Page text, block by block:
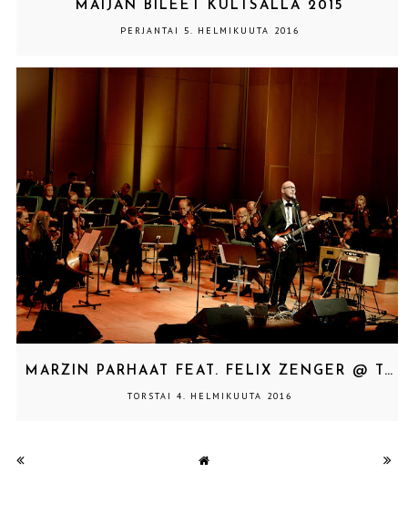
MAIJAN BILEET KULTSALLA 2015
PERJANTAI 5. HELMIKUUTA 2016
MARZIN PARHAAT FEAT. FELIX ZENGER @ TAPIOLASALI, ESPOO 4.2.2016
TORSTAI 4. HELMIKUUTA 2016